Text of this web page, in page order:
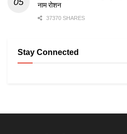
नाम रोशन
37370 SHARES
Stay Connected